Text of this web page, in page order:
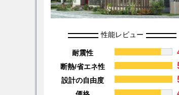
性能レビュー
耐震性
断熱/省エネ性
設計の自由度